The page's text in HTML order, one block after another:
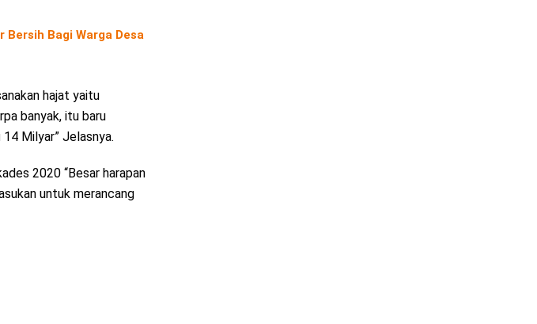
Bersih Bagi Warga Desa
hajat yaitu
banyak, itu baru
Milyar” Jelasnya.
2020 “Besar harapan
untuk merancang